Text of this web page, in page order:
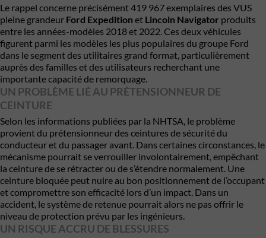
Le rappel concerne précisément 419 967 exemplaires des VUS
pleine grandeur Ford Expedition et Lincoln Navigator produits
entre les années-modèles 2018 et 2022. Ces deux véhicules
figurent parmi les modèles les plus populaires du groupe Ford
dans le segment des utilitaires grand format, particulièrement
auprès des familles et des utilisateurs recherchant une
importante capacité de remorquage.
UN PROBLÈME LIÉ AU PRÉTENSIONNEUR DE
CEINTURE
Selon les informations publiées par la NHTSA, le problème
provient du prétensionneur des ceintures de sécurité du
conducteur et du passager avant. Dans certaines circonstances, le
mécanisme pourrait se verrouiller involontairement, empêchant
la ceinture de se rétracter ou de s’étendre normalement. Une
ceinture bloquée peut nuire au bon positionnement de l’occupant
et compromettre son efficacité lors d’un impact. Dans un
accident, le système de retenue pourrait alors ne pas offrir le
niveau de protection prévu par les ingénieurs.
UN RISQUE ACCRU DE BLESSURES